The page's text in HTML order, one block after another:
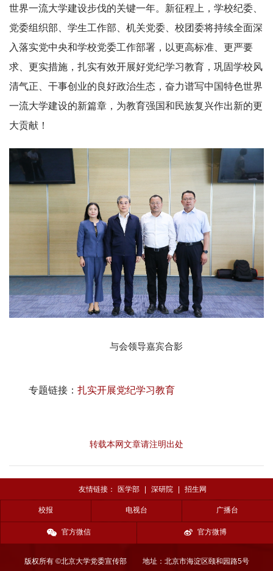
世界一流大学建设步伐的关键一年。新征程上，学校纪委、
党委组织部、学生工作部、机关党委、校团委将持续全面深
入落实党中央和学校党委工作部署，以更高标准、更严要
求、更实措施，扎实有效开展好党纪学习教育，巩固学校风
清气正、干事创业的良好政治生态，奋力谱写中国特色世界
一流大学建设的新篇章，为教育强国和民族复兴作出新的更
大贡献！
与会领导嘉宾合影
专题链接： 扎实开展党纪学习教育
转载本网文章请注明出处
友情链接： 医学部 深研院 招生网
校报 电视台 广播台
官方微信 官方微博
版权所有 ©北京大学党委宣传部
地址：北京市海淀区颐和园路5号